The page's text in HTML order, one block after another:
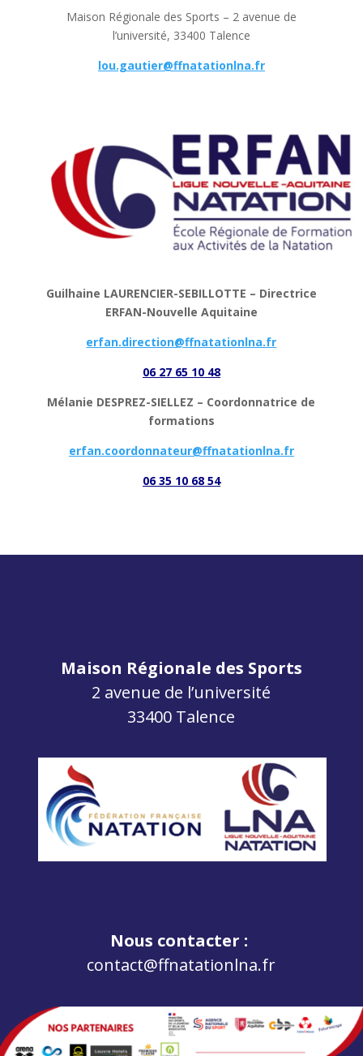
Maison Régionale des Sports – 2 avenue de
l’université, 33400 Talence
lou.gautier@ffnatationlna.fr
Guilhaine LAURENCIER-SEBILLOTTE – Directrice
ERFAN-Nouvelle Aquitaine
erfan.direction@ffnatationlna.fr
06 27 65 10 48
Mélanie DESPREZ-SIELLEZ – Coordonnatrice de
formations
erfan.coordonnateur@ffnatationlna.fr
06 35 10 68 54
Maison Régionale des Sports
2 avenue de l’université
33400 Talence
Nous contacter :
contact@ffnatationlna.fr